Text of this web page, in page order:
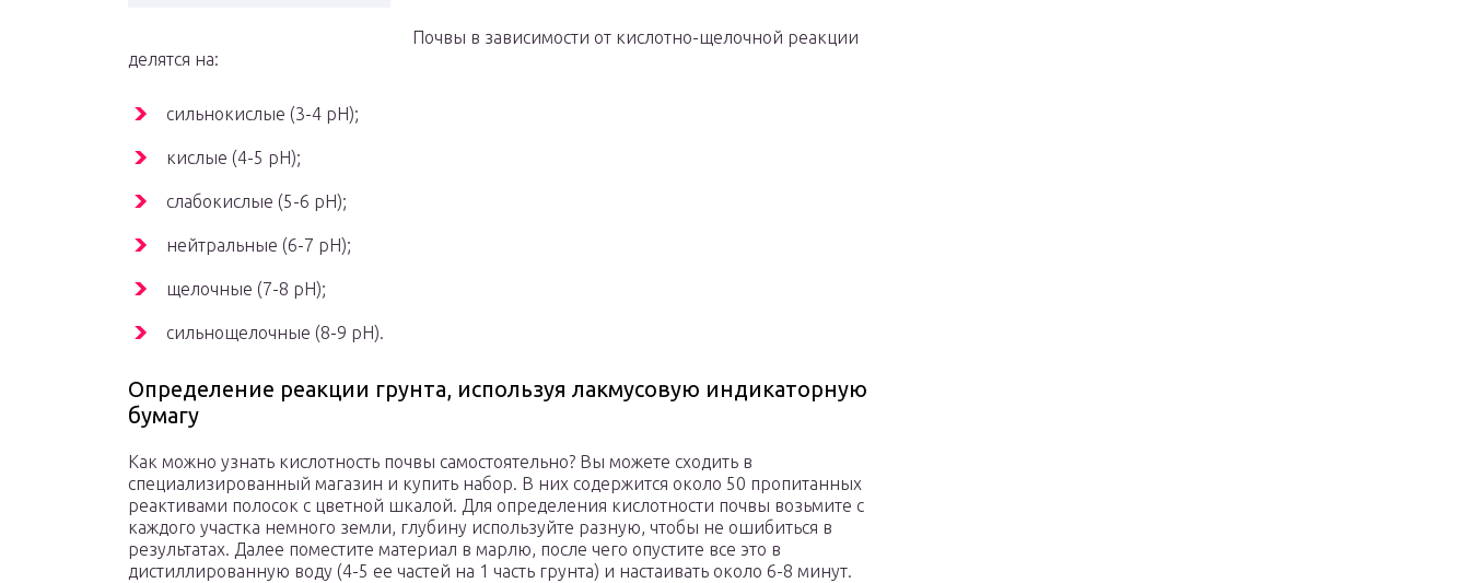
Почвы в зависимости от кислотно-щелочной реакции
делятся на:
сильнокислые (3-4 pH);
кислые (4-5 pH);
слабокислые (5-6 pH);
нейтральные (6-7 pH);
щелочные (7-8 pH);
сильнощелочные (8-9 pH).
Определение реакции грунта, используя лакмусовую индикаторную
бумагу
Как можно узнать кислотность почвы самостоятельно? Вы можете сходить в
специализированный магазин и купить набор. В них содержится около 50 пропитанных
реактивами полосок с цветной шкалой. Для определения кислотности почвы возьмите с
каждого участка немного земли, глубину используйте разную, чтобы не ошибиться в
результатах. Далее поместите материал в марлю, после чего опустите все это в
дистиллированную воду (4-5 ее частей на 1 часть грунта) и настаивать около 6-8 минут.